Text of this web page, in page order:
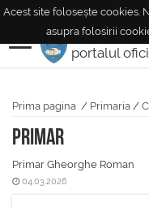
Acest site folosește cookies.
asupra folosirii
portalul
Prima pagina / Primaria /
Primar
Primar Gheorghe Roman
04.03.2026